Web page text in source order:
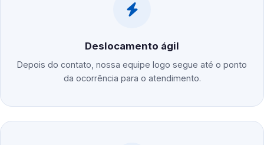
Deslocamento ágil
Depois do contato, nossa equipe logo segue até o ponto
da ocorrência para o atendimento.